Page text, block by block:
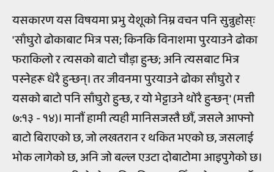
यसकारण यस विषयमा प्रभु येशूको निम्न वचन पनि सुन्नुहोस्ः
'साँघुरो ढोकाबाट भित्र पस; किनकि विनाशमा पुरयाउने ढोका
फराकिलो र त्यसको बाटो चौड़ा हुन्छ; अनि त्यसबाट भित्र
पस्नेहरू धेरै हुन्छन्। तर जीवनमा पुरयाउने ढोका साँघुरो र
यसको बाटो पनि साँघुरो हुन्छ, र यो भेट्टाउने थोरै हुन्छन्' (मत्ती
७:१३ - १४)। मानौं हामी त्यही मानिसजस्तै छौं, जसले आफ्नो
बाटो बिराएको छ, जो लखतरान र थकित भएको छ, जसलाई
भोक लागेको छ, अनि जो बल्ल एउटा दोबाटोमा आइपुगेको छ।